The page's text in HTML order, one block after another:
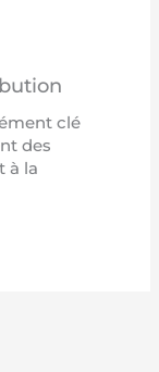
clé
des
à la